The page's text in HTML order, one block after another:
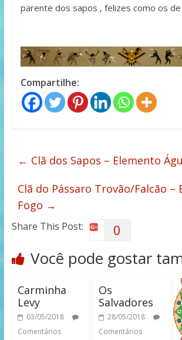
parente dos sapos , felizes como os de
Compartilhe:
← Clã dos Sapos – Elemento
Clã do Pássaro Trovão/Falcão –
Fogo →
Share This Post: 0
Você pode gostar
Carminha
Levy
03/05/2018
Comentários
Os
Salvadores
28/05/2018
Comentários